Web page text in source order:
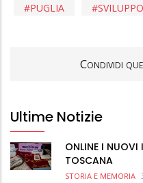
PUGLIA
Condividi
Ultime Notizie
ONLINE I NUOVI
TOSCANA
STORIA E MEMORIA